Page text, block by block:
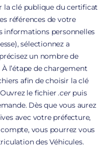
la clé publique du certificat
références de votre
informations personnelles
sélectionnez a
un nombre de
l’étape de chargement
afin de choisir la clé
le fichier.cerpuis
Dès que vous aurez
avec votre préfecture,
vous pourrez vous
des Véhicules.